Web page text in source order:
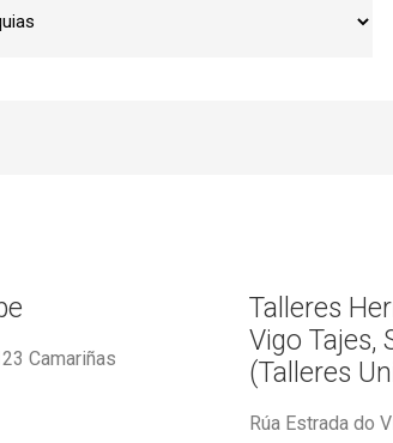
Camariñas
Talleres
Vigo Tajes,
(Talleres
Rúa Estrada do